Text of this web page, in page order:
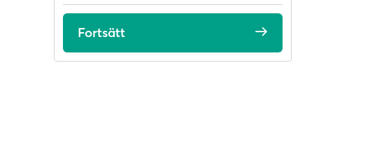
Fortsätt